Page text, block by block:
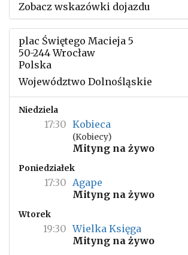
Zobacz wskazówki dojazdu
plac Świętego Macieja 5
50-244 Wrocław
Polska
Województwo Dolnośląskie
Niedziela
17:30 Kobieca
(Kobiecy)
Mityng na żywo
Poniedziałek
17:30 Agape
Mityng na żywo
Wtorek
19:30 Wielka Księga
Mityng na żywo